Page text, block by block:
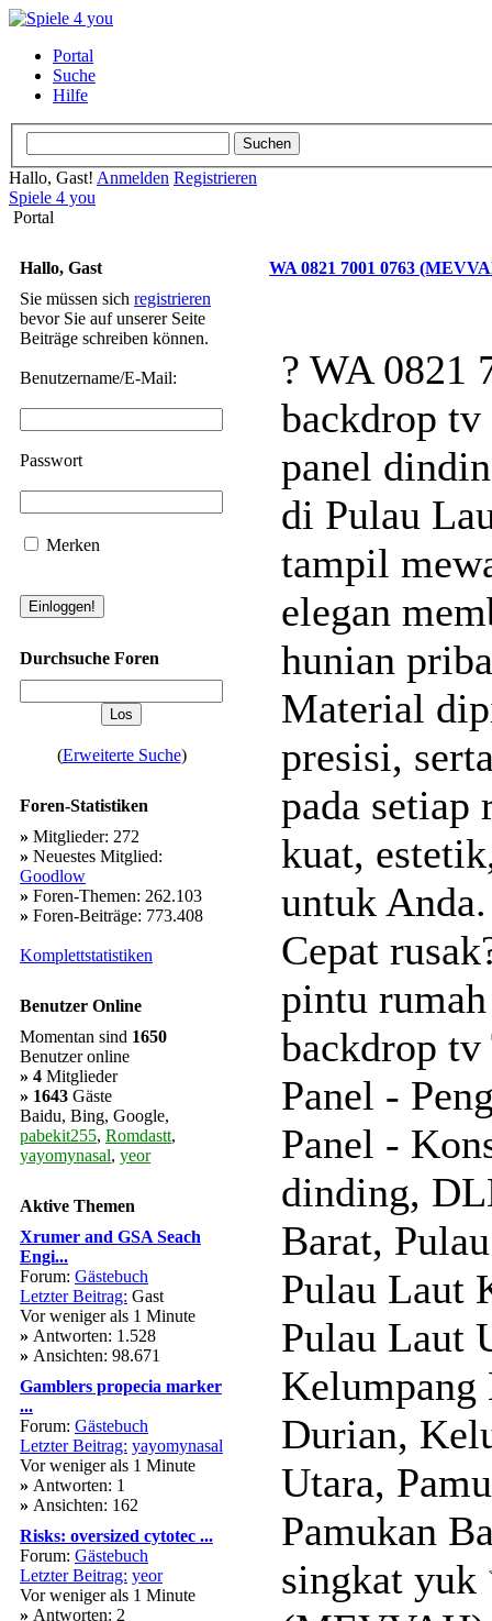
Portal
Suche
Hilfe
Hallo, Gast! Anmelden Registrieren
Spiele 4 you
Portal
Hallo, Gast
Sie müssen sich registrieren
bevor Sie auf unserer Seite
Beiträge schreiben können.
Benutzername/E-Mail:
Passwort
Merken
Durchsuche Foren
(Erweiterte Suche)
Foren-Statistiken
» Mitglieder: 272
» Neuestes Mitglied:
Goodlow
» Foren-Themen: 262.103
» Foren-Beiträge: 773.408
Komplettstatistiken
Benutzer Online
Momentan sind 1650
Benutzer online
» 4 Mitglieder
» 1643 Gäste
Baidu, Bing, Google,
pabekit255, Romdastt,
yayomynasal, yeor
Aktive Themen
Xrumer and GSA Seach
Engi...
Forum: Gästebuch
Letzter Beitrag: Gast
Vor weniger als 1 Minute
» Antworten: 1.528
» Ansichten: 98.671
Gamblers propecia marker
...
Forum: Gästebuch
Letzter Beitrag: yayomynasal
Vor weniger als 1 Minute
» Antworten: 1
» Ansichten: 162
Risks: oversized cytotec ...
Forum: Gästebuch
Letzter Beitrag: yeor
Vor weniger als 1 Minute
» Antworten: 2
WA 0821 7001 0763
? WA 0821
backdrop
panel
di Pulau
tampil
elegan
hunian
Material
presisi,
pada setiap
kuat,
untuk
Cepat
pintu
backdrop tv
Panel -
Panel -
dinding,
Barat,
Pulau Laut
Pulau Laut
Durian,
Utara,
Pamukan
singkat yuk